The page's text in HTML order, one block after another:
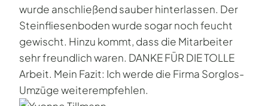
wurde anschließend sauber hinterlassen. Der
Steinfliesenboden wurde sogar noch feucht
gewischt. Hinzu kommt, dass die Mitarbeiter
sehr freundlich waren. DANKE FÜR DIE TOLLE
Arbeit. Mein Fazit: Ich werde die Firma Sorglos-
Umzüge weiterempfehlen.